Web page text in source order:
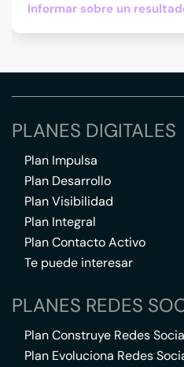
Informar sobre un
PLANES DIGITALES
Plan Impulsa
Plan Desarrollo
Plan Visibilidad
Plan Integral
Plan Contacto Activo
Te puede interesar
PLANES REDES
Plan Construye Redes
Plan Evoluciona Redes